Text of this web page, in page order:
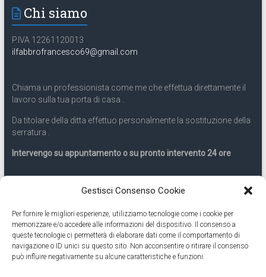
Gestisci Consenso Cookie
Per fornire le migliori esperienze, utilizziamo tecnologie come i cookie per
memorizzare e/o accedere alle informazioni del dispositivo. Il consenso a
queste tecnologie ci permetterà di elaborare dati come il comportamento di
navigazione o ID unici su questo sito. Non acconsentire o ritirare il consenso
può influire negativamente su alcune caratteristiche e funzioni.
Chi siamo
P.IVA 12261120013
ilfabbrofrancesco69@gmail.com
Chiama un professionista come me che effettua direttamente il
lavoro sulla tua porta di casa .
Da titolare della ditta effettuo personalmente la sostituzione della
serratura .
Intervengo su appuntamento o su pronto intervento 24 ore
Servizio 24 ore
Cell331.9899963
Eseguiamo anche lavori di apertura porte pronto intervento 24
ore